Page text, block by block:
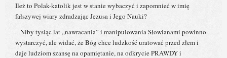
Ileż to Polak-katolik jest w stanie wybaczyć i zapomnieć w imię
fałszywej wiary zdradzając Jezusa i Jego Nauki?
– Niby tysiąc lat „nawracania” i manipulowania Słowianami powinno
wystarczyć, ale widać, że Bóg chce ludzkość uratować przed złem i
daje ludziom szansę na opamiętanie, na odkrycie PRAWDY i